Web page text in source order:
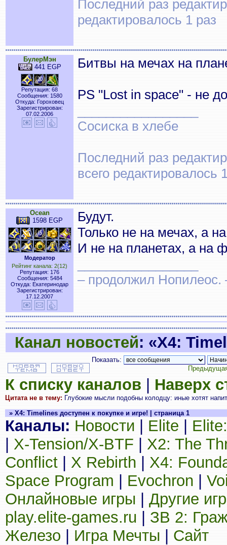
Последний раз
редактировалось 1 раз
БулерМэн
441 EGP
Репутация: 68
Сообщения: 1580
Откуда: Гороховец
Зарегистрирован:
07.02.2006
Битвы на мечах на
PS "Lost in space" - не
Сосиска в хлебе
Последний раз
всего редактировалось
Ocean
1598 EGP
Модератор
Рейтинг канала: 2(12)
Репутация: 176
Сообщения: 5484
Откуда: Екатеринодар
Зарегистрирован:
17.12.2007
Будут.
Только не на мечах, а
И не на планетах, а на
– продолжил
Канал новостей: «X4:
Показать:
К списку каналов Наверх
Цитата не в тему: Глубокие мысли подобны колодцу: иные хотят
» X4: Timelines доступен к покупке и игре! | страница 1
Каналы: Новости Elite
X-Tension/X-BTF
X2: The
Conflict
X Rebirth
X4:
Space Program
Evochron
Онлайновые игры
Другие
play.elite-games.ru
ЗВ 2:
Железо
Игра Мечты Сайт